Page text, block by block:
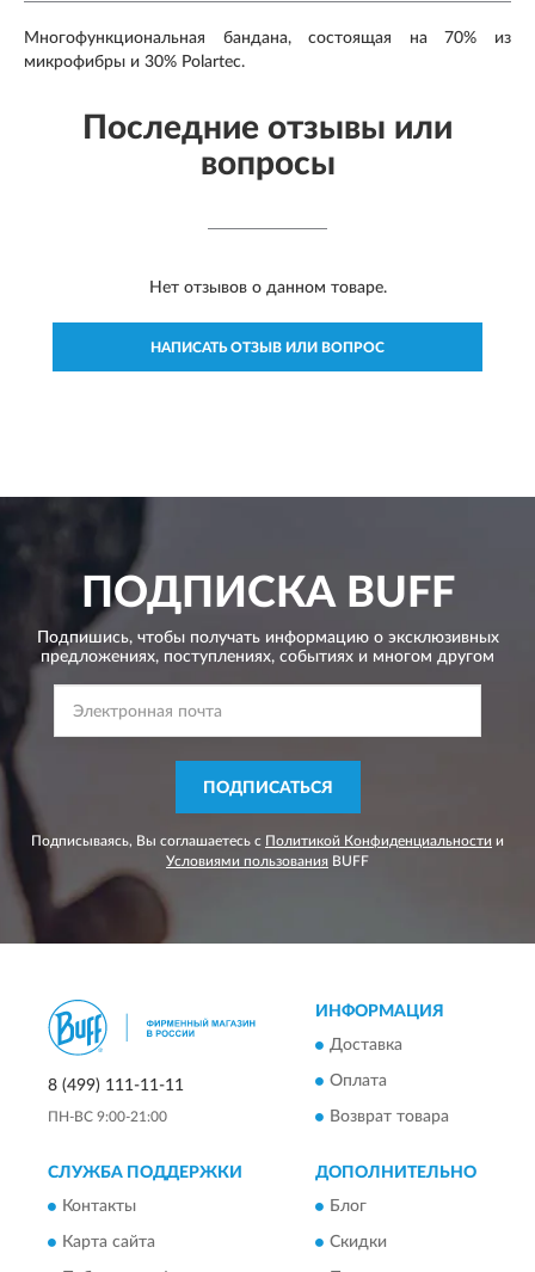
Многофункциональная бандана, состоящая на 70% из
микрофибры и 30% Polartec.
Последние отзывы или
вопросы
Нет отзывов о данном товаре.
НАПИСАТЬ ОТЗЫВ ИЛИ ВОПРОС
ПОДПИСКАBUFF
Подпишись, чтобы получать информацию о эксклюзивных
предложениях, поступлениях, событиях и многом другом
ПОДПИСАТЬСЯ
Подписываясь, Вы соглашаетесь с Политикой Конфиденциальности и
Условиями пользования BUFF
8 (499) 111-11-11
ПН-ВС 9:00-21:00
ИНФОРМАЦИЯ
Доставка
Оплата
Возврат товара
СЛУЖБА ПОДДЕРЖКИ
Контакты
Карта сайта
ДОПОЛНИТЕЛЬНО
Блог
Скидки